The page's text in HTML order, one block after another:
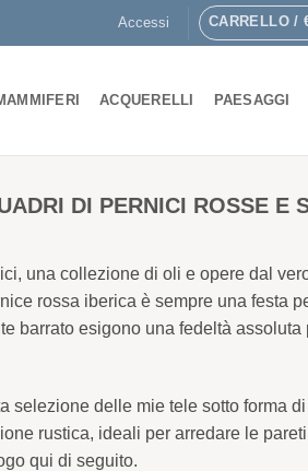
Accessi CARRELLO /
ACQUERELLI PAESAGGI
DI PERNICI ROSSE E
una collezione di oli e opere dal
rossa iberica è sempre una festa
barrato esigono una fedeltà
selezione delle mie tele sotto forma
rustica, ideali per arredare le
qui di seguito.